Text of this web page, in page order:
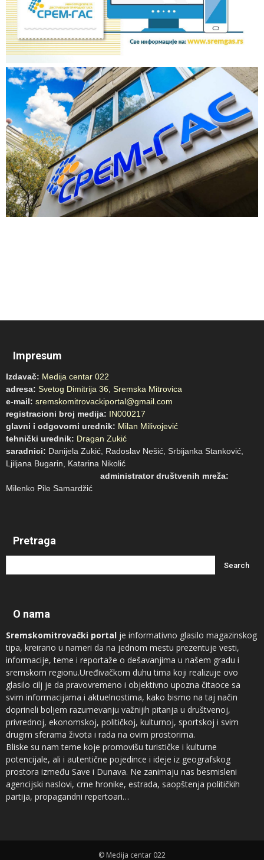
Impresum
Izdavač: Medija centar 022
adresa: Svetog Dimitrija 36, Sremska Mitrovica
e-mail: sremskomitrovackiportal@gmail.com
registracioni broj medija: IN000217
glavni i odgovorni urednik: Milan Milivojević
tehnički urednik: Dragan Zukić
saradnici: Danijela Zukić, Radoslav Nešić, Srbijanka Stanković,
Ljiljana Bugarin, Katarina Nikolić
administrator društvenih mreža:
Milenko Pile Samardžić
Pretraga
O nama
Sremskomitrovački portal je informativno glasilo magazinskog
tipa, kreirano u nameri da na jednom mestu prezentuje vesti,
informacije, teme i reportaže o dešavanjima u našem gradu i
sremskom regionu.Uređivačkom duhu tima koji realizuje ovo
glasilo cilj je da pravovremeno i objektivno upozna čitaoce sa
svim informacijama i aktuelnostima, kako bismo na taj način
doprineli boljem razumevanju važnijih pitanja u društvenoj,
privrednoj, ekonomskoj, političkoj, kulturnoj, sportskoj i svim
drugim sferama života i rada na ovim prostorima.
Bliske su nam teme koje promovišu turističke i kulturne
potencijale, ali i autentične pojedince i ideje iz geografskog
prostora između Save i Dunava. Ne zanimaju nas besmisleni
agencijski naslovi, crne hronike, estrada, saopštenja političkih
partija, propagandni repertoari…
© Medija centar 022